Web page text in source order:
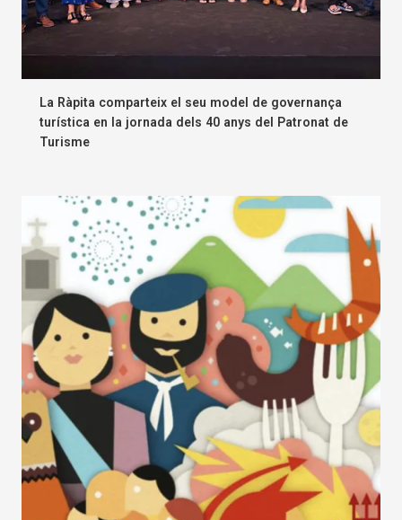
La Ràpita comparteix el seu model de governança
turística en la jornada dels 40 anys del Patronat de
Turisme